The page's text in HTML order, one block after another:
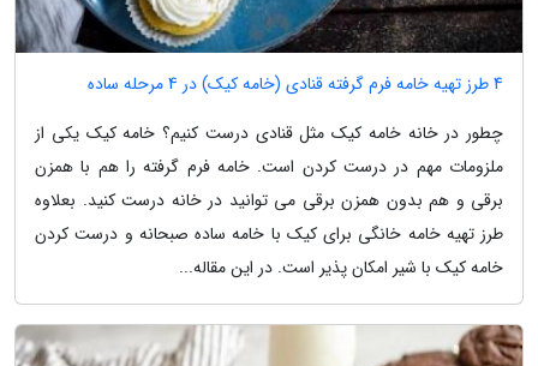
4 طرز تهیه خامه فرم گرفته قنادی (خامه کیک) در 4 مرحله ساده
چطور در خانه خامه کیک مثل قنادی درست کنیم؟ خامه کیک یکی از
ملزومات مهم در درست کردن است. خامه فرم گرفته را هم با همزن
برقی و هم بدون همزن برقی می توانید در خانه درست کنید. بعلاوه
طرز تهیه خامه خانگی برای کیک با خامه ساده صبحانه و درست کردن
خامه کیک با شیر امکان پذیر است. در این مقاله...